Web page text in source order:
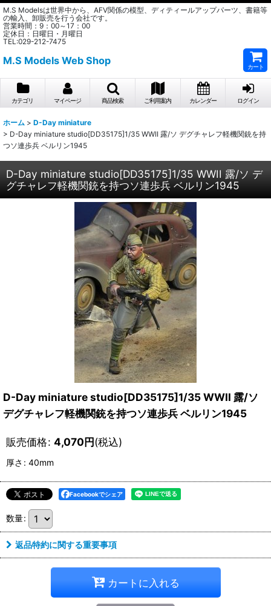
M.S Modelsは世界中から、AFV関係の模型、ディティールアップパーツ、書籍等
の輸入、卸販売を行う会社です。
営業時間：9：00～17：00
定休日：日曜日・月曜日
TEL:029-212-7475
M.S Models Web Shop
カート
カテゴリ マイページ 商品検索 ご利用案内 カレンダー ログイン
ホーム > D-Day miniature
> D-Day miniature studio[DD35175]1/35 WWII 露/ソ デグチャレフ軽機関銃を持
つソ連歩兵 ベルリン1945
D-Day miniature studio[DD35175]1/35 WWII 露/ソ デ
グチャレフ軽機関銃を持つソ連歩兵 ベルリン1945
D-Day miniature studio[DD35175]1/35 WWII 露/ソ
デグチャレフ軽機関銃を持つソ連歩兵 ベルリン1945
販売価格: 4,070円(税込)
厚さ : 40mm
Facebookでシェア
数量:
返品特約に関する重要事項
カートに入れる